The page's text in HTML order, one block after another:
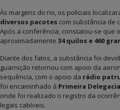
Às margens do rio, os policiais
diversos pacotes com substância de
Após a conferência, constatou-se que
aproximadamente 34 quilos e 460
Diante dos fatos, a substância foi
guarnição retornou com apoio da
sequência, com o apoio da rádio
foi encaminhado à Primeira
onde foi realizado o registro da
legais cabíveis.